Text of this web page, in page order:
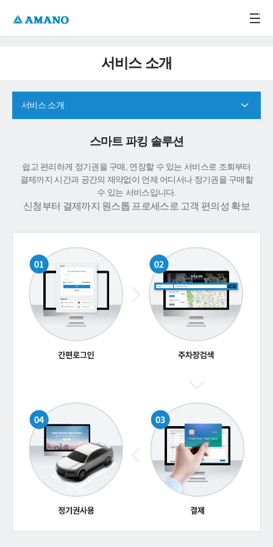
서비스 소개
서비스 소개
스마트 파킹 솔루션
쉽고 편리하게 정기권을 구매, 연장할 수 있는 서비스로 조회부터
결제까지 시간과 공간의 제약없이 언제 어디서나 정기권을 구매할
수 있는 서비스입니다.
신청부터 결제까지 원스톱 프로세스로 고객 편의성 확보